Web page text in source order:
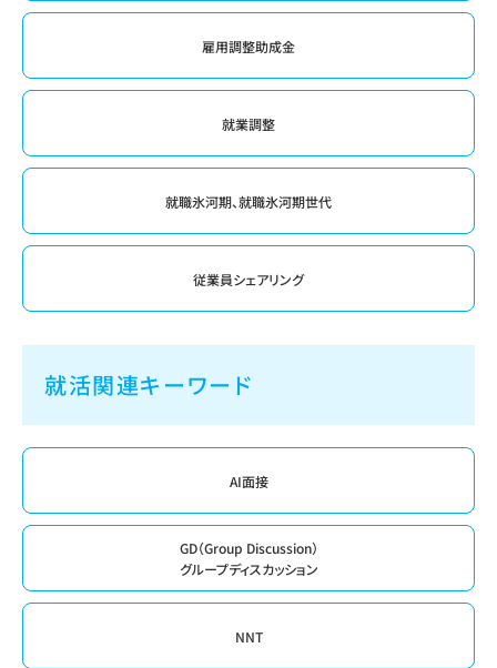
雇用調整助成金
就業調整
就職氷河期、就職氷河期世代
従業員シェアリング
就活関連キーワード
AI面接
GD（Group Discussion）
グループディスカッション
NNT